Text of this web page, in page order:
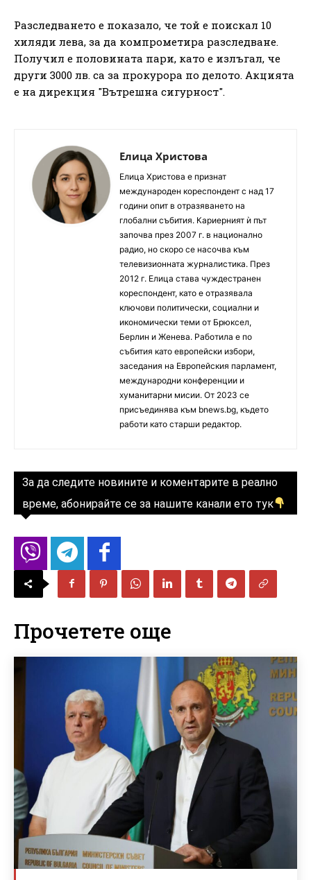
Разследването е показало, че той е поискал 10
хиляди лева, за да компрометира разследване.
Получил е половината пари, като е излъгал, че
други 3000 лв. са за прокурора по делото. Акцията
е на дирекция "Вътрешна сигурност".
Елица Христова
Елица Христова е признат
международен кореспондент с над 17
години опит в отразяването на
глобални събития. Кариерният ѝ път
започва през 2007 г. в национално
радио, но скоро се насочва към
телевизионната журналистика. През
2012 г. Елица става чуждестранен
кореспондент, като е отразявала
ключови политически, социални и
икономически теми от Брюксел,
Берлин и Женева. Работила е по
събития като европейски избори,
заседания на Европейския парламент,
международни конференции и
хуманитарни мисии. От 2023 се
присъединява към bnews.bg, където
работи като старши редактор.
За да следите новините и коментарите в реално
време, абонирайте се за нашите канали ето тук
Прочетете още